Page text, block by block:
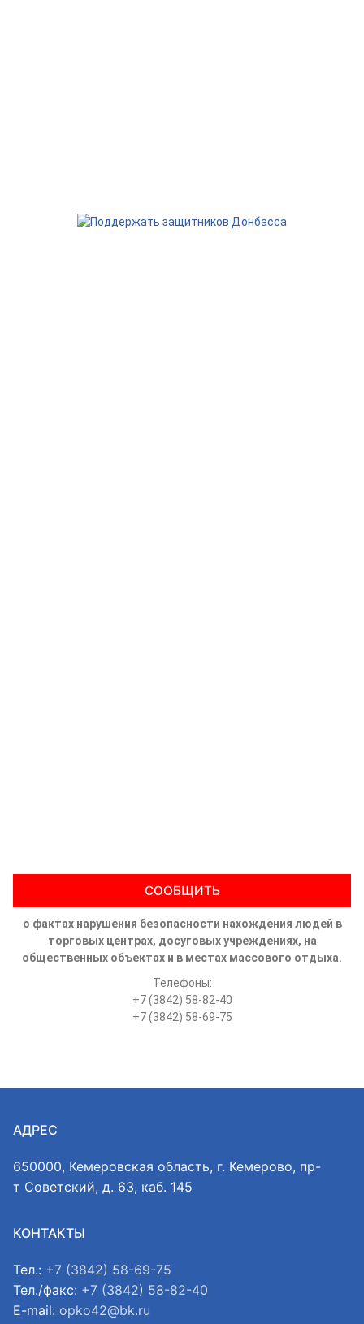
СООБЩИТЬ
о фактах нарушения безопасности нахождения людей в
торговых центрах, досуговых учреждениях, на
общественных объектах и в местах массового отдыха.
Телефоны:
+7 (3842) 58-82-40
+7 (3842) 58-69-75
АДРЕС
650000, Кемеровская область, г. Кемерово, пр-
т Советский, д. 63, каб. 145
КОНТАКТЫ
Тел.: +7 (3842) 58-69-75
Тел./факс: +7 (3842) 58-82-40
E-mail: opko42@bk.ru